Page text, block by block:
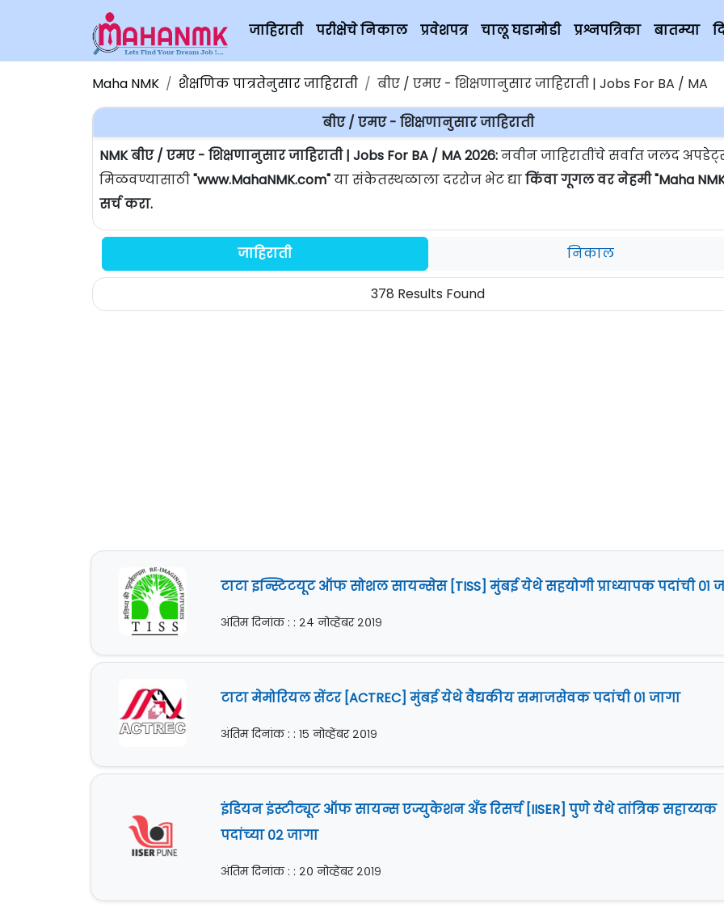
जाहिराती परीक्षेचे निकाल प्रवेशपत्र चालू घडामोडी प्रश्नपत्रिका बातम्या
Maha NMK शैक्षणिक पात्रतेनुसार जाहिराती बीए / एमए - शिक्षणानुसार जाहिराती | Jobs For BA / MA
बीए / एमए - शिक्षणानुसार जाहिराती
NMK बीए / एमए - शिक्षणानुसार जाहिराती | Jobs For BA / MA 2026:नवीन जाहिरातींचे सर्वात जलद
मिळवण्यासाठी"www.MahaNMK.com"या संकेतस्थळाला दररोज भेट द्याकिंवा गूगल वर नेहमी "Maha
सर्च करा.
जाहिराती निकाल
378 Results Found
टाटा इन्स्टिटयूट ऑफ सोशल सायन्सेस [TISS] मुंबई येथे सहयोगी प्राध्यापक पदांची ०१
अंतिम दिनांक : : २४ नोव्हेंबर २०१९
टाटा मेमोरियल सेंटर [ACTREC] मुंबई येथे वैद्यकीय समाजसेवक पदांची ०१ जागा
अंतिम दिनांक : : १५ नोव्हेंबर २०१९
इंडियन इंस्टीट्यूट ऑफ सायन्स एज्युकेशन अँड रिसर्च [IISER] पुणे येथे तांत्रिक सहाय्यक
पदांच्या ०२ जागा
अंतिम दिनांक : : २० नोव्हेंबर २०१९